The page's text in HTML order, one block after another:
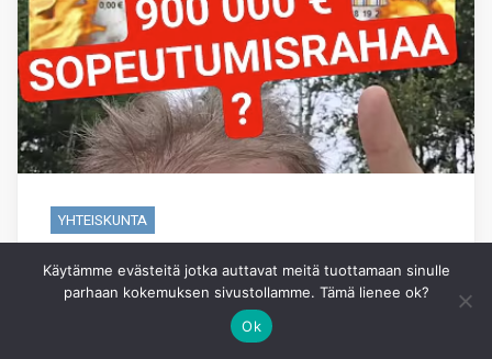
YHTEISKUNTA
Kansanedustajien
sopeutumisrahasta 2:
sopeutumisrahan määrä
Käytämme evästeitä jotka auttavat meitä tuottamaan sinulle
parhaan kokemuksen sivustollamme. Tämä lienee ok?
Ok